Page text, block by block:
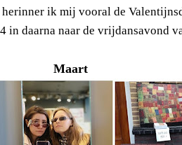
ik mij vooral de
in daarna naar de vrijdansavond
Maart